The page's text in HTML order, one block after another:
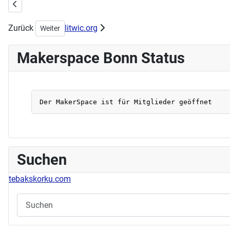
Vorheriger Beitrag: "Alte" Telefone und die Fritzbox / Zwei
Zurück Nächster Beitrag: 3D Scan Workshop (2 Tägig) WIRD
Weiter litwic.org
Makerspace Bonn Status
Suchen
tebakskorku.com